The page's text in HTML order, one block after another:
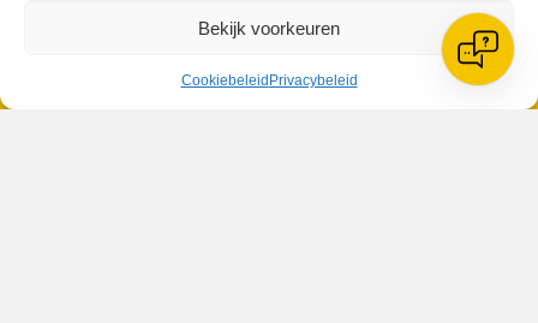
Bekijk voorkeuren
Cookiebeleid Privacybeleid